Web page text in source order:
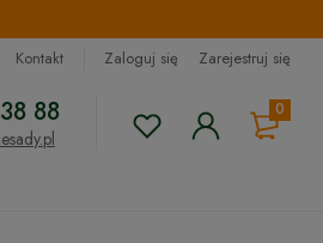
Kontakt Zaloguj się Zarejestruj się
0
88